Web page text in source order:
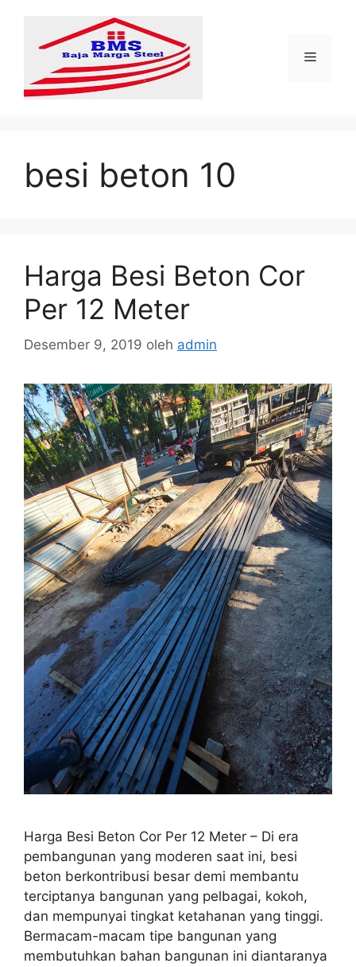
Menu
besi beton 10
Harga Besi Beton Cor
Per 12 Meter
Desember 9, 2019 oleh admin
Harga Besi Beton Cor Per 12 Meter – Di era
pembangunan yang moderen saat ini, besi
beton berkontribusi besar demi membantu
terciptanya bangunan yang pelbagai, kokoh,
dan mempunyai tingkat ketahanan yang tinggi.
Bermacam-macam tipe bangunan yang
membutuhkan bahan bangunan ini diantaranya